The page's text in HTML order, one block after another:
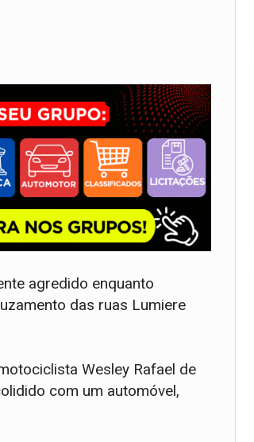
agredido enquanto
das ruas Lumiere
Wesley Rafael de
com um automóvel,